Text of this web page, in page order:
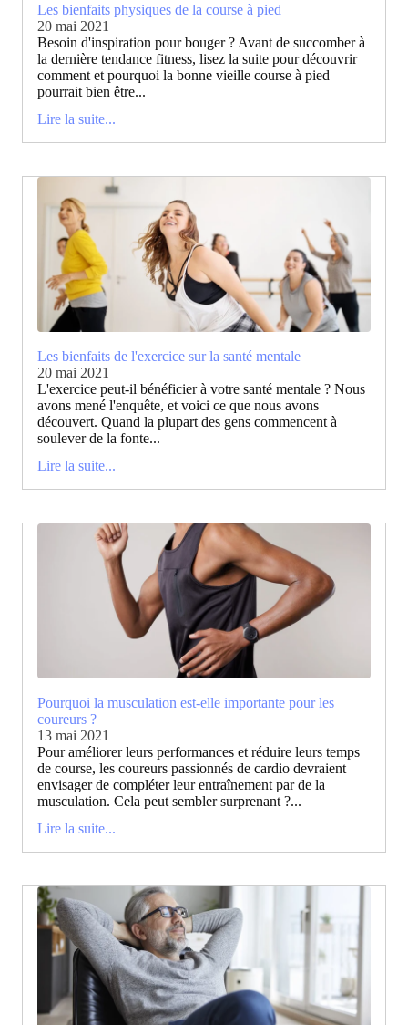
Les bienfaits physiques de la course à pied
20 mai 2021
Besoin d'inspiration pour bouger ? Avant de succomber à
la dernière tendance fitness, lisez la suite pour découvrir
comment et pourquoi la bonne vieille course à pied
pourrait bien être...
Lire la suite...
Les bienfaits de l'exercice sur la santé mentale
20 mai 2021
L'exercice peut-il bénéficier à votre santé mentale ? Nous
avons mené l'enquête, et voici ce que nous avons
découvert. Quand la plupart des gens commencent à
soulever de la fonte...
Lire la suite...
Pourquoi la musculation est-elle importante pour les
coureurs ?
13 mai 2021
Pour améliorer leurs performances et réduire leurs temps
de course, les coureurs passionnés de cardio devraient
envisager de compléter leur entraînement par de la
musculation. Cela peut sembler surprenant ?...
Lire la suite...